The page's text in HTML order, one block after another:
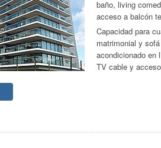
baño, living
acceso a balcón
Capacidad para
matrimonial y
acondicionado en
TV cable y